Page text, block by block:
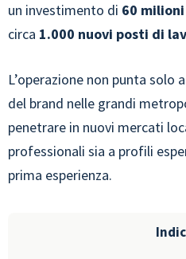
un investimento di 60
circa 1.000 nuovi posti di
L’operazione non punta solo
del brand nelle grandi
penetrare in nuovi mercati
professionali sia a profili
prima esperienza.